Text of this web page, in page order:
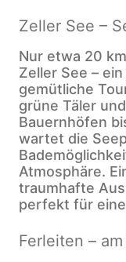
Zeller See –
Nur etwa 20
Zeller See –
gemütliche
grüne Täler
Bauernhöfen
wartet die
Atmosphäre.
traumhafte
perfekt für
Ferleiten –